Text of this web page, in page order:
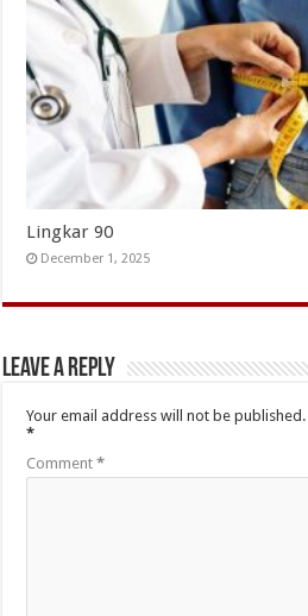
Lingkar 90
December 1, 2025
Leave a Reply
Your email address will not be published.
*
Comment*